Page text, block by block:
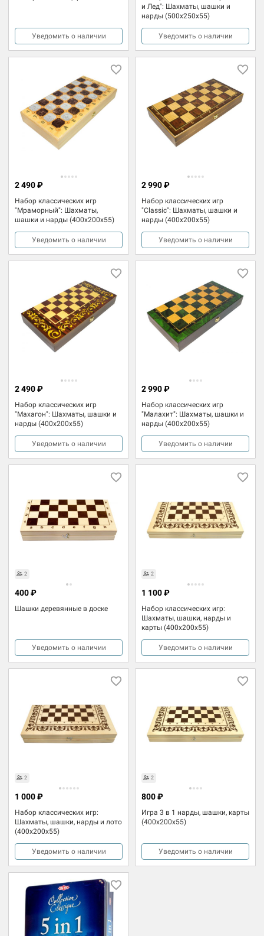
Уведомить о наличии
и Лед": Шахматы, шашки и
нарды (500x250x55)
Уведомить о наличии
Набор классических игр
"Мраморный": Шахматы,
шашки и нарды (400x200x55)
2 490 ₽
Уведомить о наличии
Набор классических игр
"Classic": Шахматы, шашки и
нарды (400x200x55)
2 990 ₽
Уведомить о наличии
Набор классических игр
"Махагон": Шахматы, шашки и
нарды (400x200x55)
2 490 ₽
Уведомить о наличии
Набор классических игр
"Малахит": Шахматы, шашки и
нарды (400x200x55)
2 990 ₽
Уведомить о наличии
2
Шашки деревянные в доске
400 ₽
Уведомить о наличии
2
Набор классических игр:
Шахматы, шашки, нарды и
карты (400x200x55)
1 100 ₽
Уведомить о наличии
2
Набор классических игр:
Шахматы, шашки, нарды и лото
(400x200x55)
1 000 ₽
Уведомить о наличии
2
Игра 3 в 1 нарды, шашки, карты
(400x200x55)
800 ₽
Уведомить о наличии